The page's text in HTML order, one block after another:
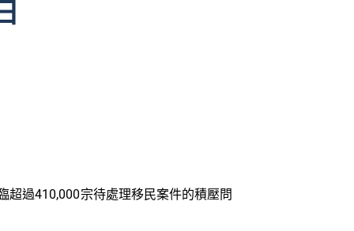
超過410,000宗待處理移民案件的積壓問